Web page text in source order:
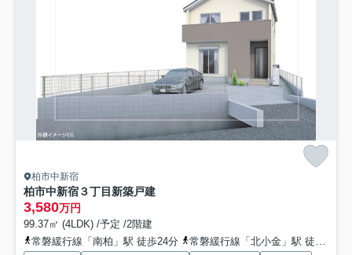
柏市中新宿
柏市中新宿３丁目新築戸建
3,580万円
99.37㎡ (4LDK) /予定 /2階建
常磐緩行線「南柏」駅 徒歩24分
常磐緩行線「北小金」駅 徒歩26分